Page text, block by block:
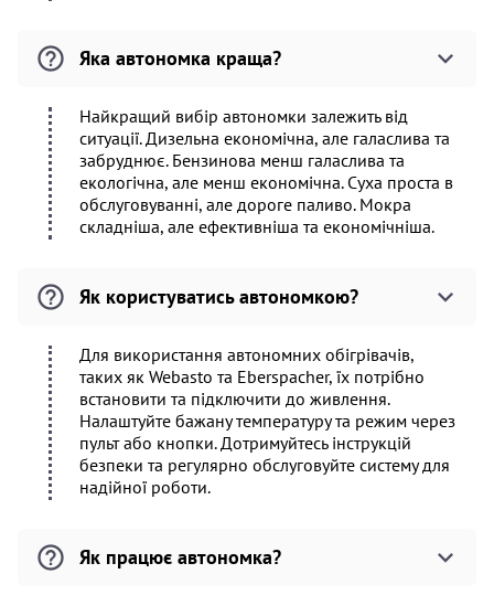
Яка автономка краща?
Найкращий вибір автономки залежить від
ситуації. Дизельна економічна, але галаслива та
забруднює. Бензинова менш галаслива та
екологічна, але менш економічна. Суха проста в
обслуговуванні, але дороге паливо. Мокра
складніша, але ефективніша та економічніша.
Як користуватись автономкою?
Для використання автономних обігрівачів,
таких як Webasto та Eberspacher, їх потрібно
встановити та підключити до живлення.
Налаштуйте бажану температуру та режим через
пульт або кнопки. Дотримуйтесь інструкцій
безпеки та регулярно обслуговуйте систему для
надійної роботи.
Як працює автономка?